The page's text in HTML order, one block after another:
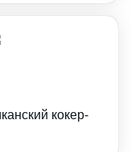
кокер-